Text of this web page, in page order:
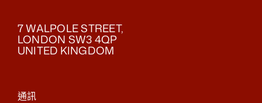
7 WALPOLE STREET,
LONDON SW3 4QP
UNITED KINGDOM
通訊